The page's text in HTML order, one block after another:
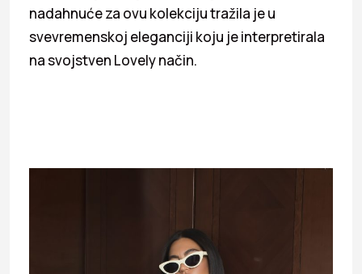
nadahnuće za ovu kolekciju tražila je u
svevremenskoj eleganciji koju je interpretirala
na svojstven Lovely način.